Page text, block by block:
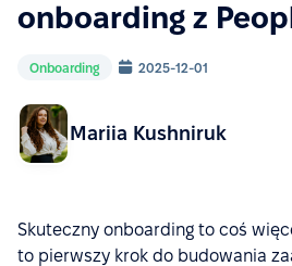
onboarding z
Onboarding 2025-12-01
Mariia Kushniruk
Skuteczny onboarding to coś
to pierwszy krok do budowania